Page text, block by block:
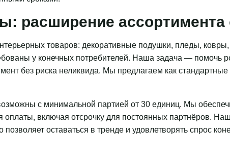
расширение
товаров: декоративные подушки, пледы,
у конечных потребителей. Наша задача — помочь
без риска неликвида. Мы предлагаем как стандартные
с минимальной партией от 30 единиц. Мы
оплаты, включая отсрочку для постоянных партнёров. Наш
оставаться в тренде и удовлетворять спрос